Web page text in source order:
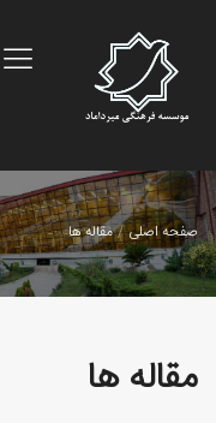
صفحه اصلی مقاله ها
مقاله ها